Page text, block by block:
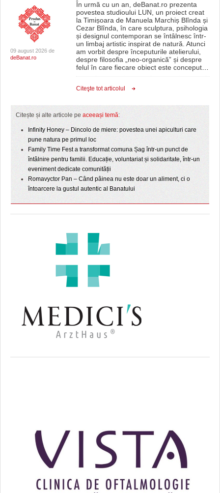
09 august 2026 de
deBanat.ro
În urmă cu un an, deBanat.ro prezenta
povestea studioului LUN, un proiect creat
la Timișoara de Manuela Marchiș Blînda și
Cezar Blînda, în care sculptura, psihologia
și designul contemporan se întâlnesc într-
un limbaj artistic inspirat de natură. Atunci
am vorbit despre începuturile atelierului,
despre filosofia „neo-organică” și despre
felul în care fiecare obiect este conceput…
Citeşte tot articolul
Citește și alte articole pe aceeași temă:
Infinity Honey – Dincolo de miere: povestea unei apiculturi care
pune natura pe primul loc
Family Time Fest a transformat comuna Șag într-un punct de
întâlnire pentru familii. Educație, voluntariat și solidaritate, într-un
eveniment dedicate comunității
Romavyctor Pan – Când pâinea nu este doar un aliment, ci o
întoarcere la gustul autentic al Banatului